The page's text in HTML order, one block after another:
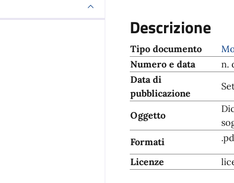
Descrizione
Tipo documento
Numero e data
n.
Data di
pubblicazione
Oggetto
Formati
Licenze